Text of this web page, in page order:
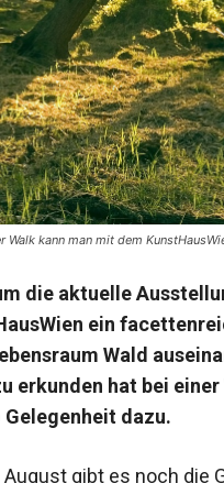
kann man mit dem
die aktuelle
ein
Wald
erkunden hat bei
Gelegenheit dazu.
August gibt es noch die